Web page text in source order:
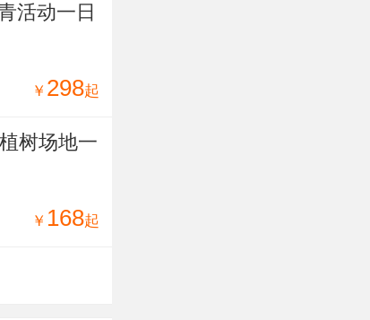
活动一日
￥ 298起
树场地一
￥ 168起